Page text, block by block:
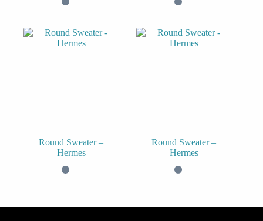
Round Sweater –
Hermes
Round Sweater –
Hermes